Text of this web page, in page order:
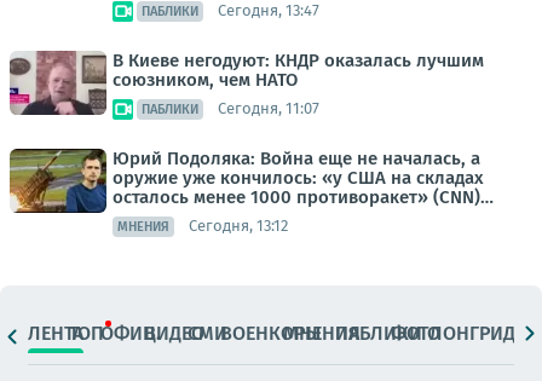
ПАБЛИКИ Сегодня, 13:47
В Киеве негодуют: КНДР оказалась лучшим
союзником, чем НАТО
ПАБЛИКИ Сегодня, 11:07
Юрий Подоляка: Война еще не началась, а
оружие уже кончилось: «у США на складах
осталось менее 1000 противоракет» (CNN)…
МНЕНИЯ Сегодня, 13:12
ЛЕНТАТОПОФИЦ.ВИДЕОСМИВОЕНКОРЫМНЕНИЯПАБЛИКИ
ФОТОЛОНГРИДЫ